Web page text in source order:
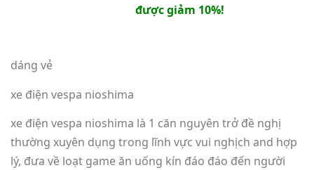
được giảm 10%!
dáng vẻ
xe điện vespa nioshima
xe điện vespa nioshima là 1 căn nguyên trở đề nghị
thường xuyên dụng trong lĩnh vực vui nghịch and hợp
lý, đưa về loạt game ăn uống kín đáo đáo đến người